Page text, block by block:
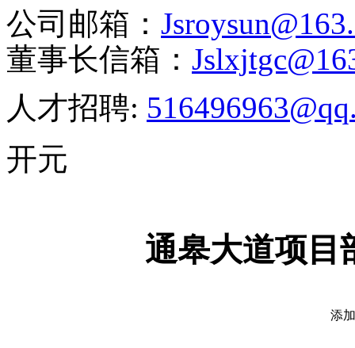
公司邮箱： J
董事长信箱： J
人才招聘: 516496963@qq
开元
通皋大道项目
添